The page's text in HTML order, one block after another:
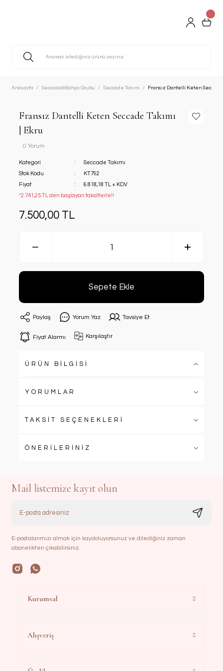
Anasayfa Seccade&Bohça Grubu Seccade Takımı Fransız Dantelli Keten Seccade
Fransız Dantelli Keten Seccade Takımı
| Ekru
0 Yorum
Kategori
Seccade Takımı
Stok Kodu
KT792
Fiyat
6.818,18 TL + KDV
*2.741,25 TL den başlayan taksitlerle!!
7.500,00 TL
Sepete Ekle
Paylaş Yorum Yaz Tavsiye Et
Fiyat Alarmı Karşılaştır
ÜRÜN BİLGİSİ
YORUMLAR
TAKSİT SEÇENEKLERİ
ÖNERİLERİNİZ
Mail listemize kayıt olun
E-postalarımızı almak için kaydoluyorsunuz ve dilediğiniz zaman
abonelikten çıkabilirsiniz.
Kurumsal
Alışveriş